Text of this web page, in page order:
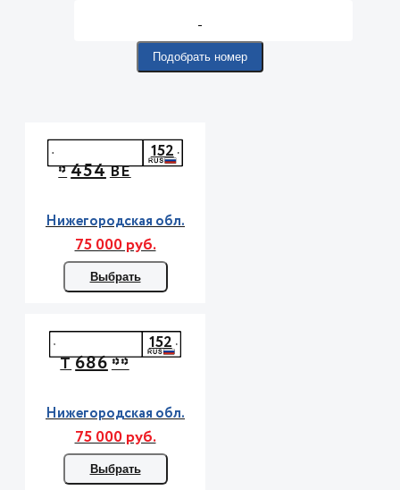
-
Подобрать номер
*454ВЕ
152
Нижегородская обл.
75 000 руб.
Выбрать
Т686**
152
Нижегородская обл.
75 000 руб.
Выбрать